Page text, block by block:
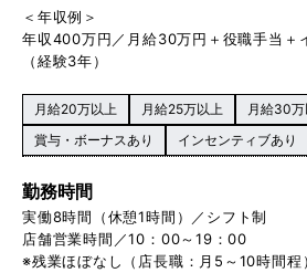
＜年収例＞
年収400万円／月給30万円＋役職手当＋
（経験3年）
月給20万以上 月給25万以上
月給30
賞与・ボーナスあり
インセンティブあり
勤務時間
実働8時間（休憩1時間）／シフト制
店舗営業時間／10：00～19：00
※残業ほぼなし（店長職：月5～10時間程